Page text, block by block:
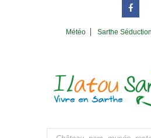
Météo Sarthe Séduction